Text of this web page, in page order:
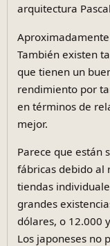
arquitectura
También existen
que tienen un
rendimiento por
en términos de
mejor.
Parece que están
fábricas debido al
tiendas
grandes
dólares, o 12.000
Los japoneses no